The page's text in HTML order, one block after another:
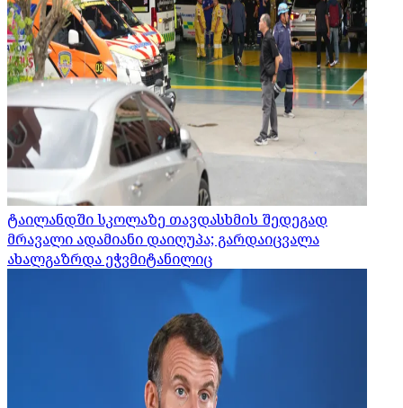
ტაილანდში სკოლაზე თავდასხმის შედეგად
მრავალი ადამიანი დაიღუპა; გარდაიცვალა
ახალგაზრდა ეჭვმიტანილიც